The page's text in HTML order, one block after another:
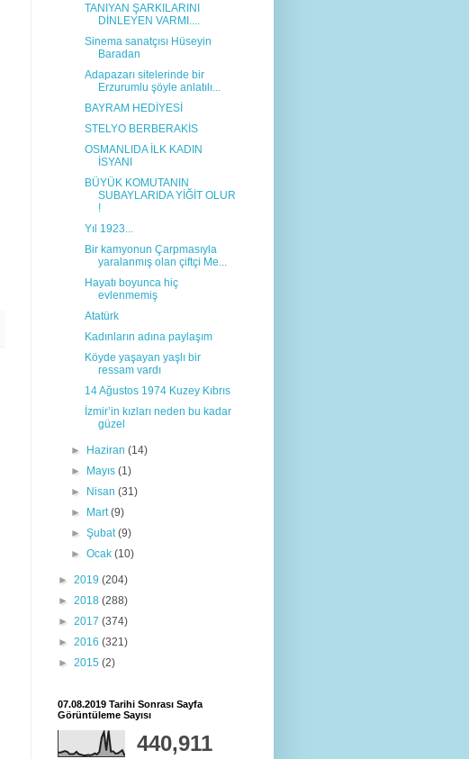
TANIYAN ŞARKILARINI
DİNLEYEN VARMI....
Sinema sanatçısı Hüseyin
Baradan
Adapazarı sitelerinde bir
Erzurumlu şöyle anlatılı...
BAYRAM HEDİYESİ
STELYO BERBERAKİS
OSMANLIDA İLK KADIN
İSYANI
BÜYÜK KOMUTANIN
SUBAYLARIDA YİĞİT OLUR
!
Yıl 1923...
Bir kamyonun Çarpmasıyla
yaralanmış olan çiftçi Me...
Hayatı boyunca hiç
evlenmemiş
Atatürk
Kadınların adına paylaşım
Köyde yaşayan yaşlı bir
ressam vardı
14 Ağustos 1974 Kuzey Kıbrıs
İzmir’in kızları neden bu kadar
güzel
► Haziran(14)
►
Mayıs(1)
►
Nisan(31)
►
Mart(9)
►Şubat(9)
►Ocak(10)
► 2019 (204)
► 2018 (288)
► 2017 (374)
► 2016 (321)
► 2015 (2)
07.08.2019 Tarihi Sonrası Sayfa
Görüntüleme Sayısı
440,911